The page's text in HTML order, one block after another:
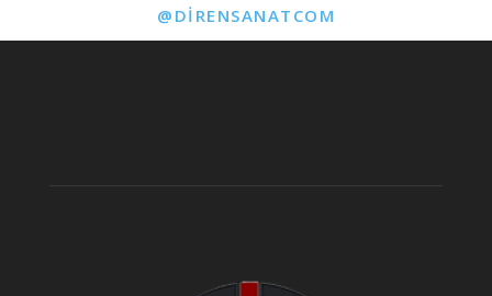
@DIRENSANATCOM